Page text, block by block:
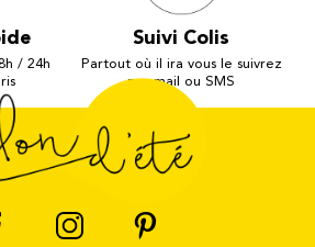
/ 24h
Suivi Colis
Partout où il ira vous le suivrez
par mail ou SMS